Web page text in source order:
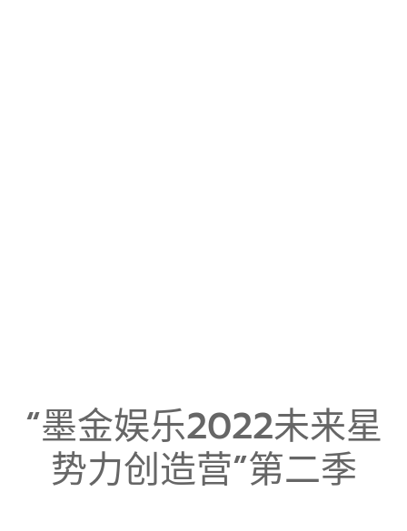
“墨金娱乐2022未来星
势力创造营”第二季